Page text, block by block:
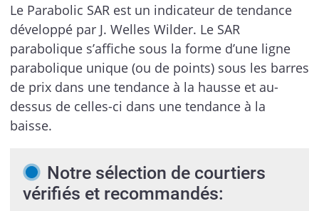
Le Parabolic SAR est un indicateur de tendance
développé par J. Welles Wilder. Le SAR
parabolique s’affiche sous la forme d’une ligne
parabolique unique (ou de points) sous les barres
de prix dans une tendance à la hausse et au-
dessus de celles-ci dans une tendance à la
baisse.
Notre sélection de courtiers
vérifiés et recommandés: